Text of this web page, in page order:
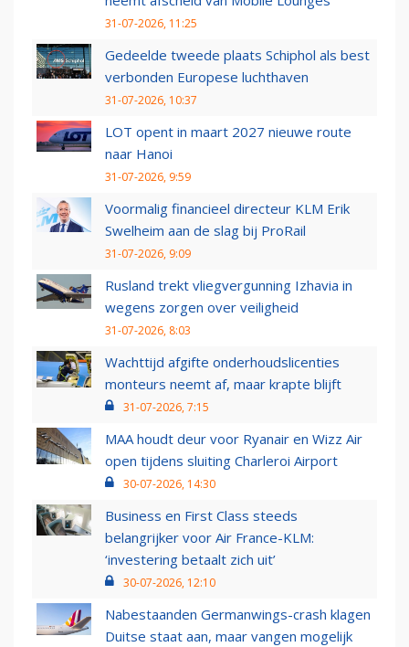
31-07-2026, 11:25
Gedeelde tweede plaats Schiphol als best
verbonden Europese luchthaven
31-07-2026, 10:37
LOT opent in maart 2027 nieuwe route
naar Hanoi
31-07-2026, 9:59
Voormalig financieel directeur KLM Erik
Swelheim aan de slag bij ProRail
31-07-2026, 9:09
Rusland trekt vliegvergunning Izhavia in
wegens zorgen over veiligheid
31-07-2026, 8:03
Wachttijd afgifte onderhoudslicenties
monteurs neemt af, maar krapte blijft
31-07-2026, 7:15
MAA houdt deur voor Ryanair en Wizz Air
open tijdens sluiting Charleroi Airport
30-07-2026, 14:30
Business en First Class steeds
belangrijker voor Air France-KLM:
‘investering betaalt zich uit’
30-07-2026, 12:10
Nabestaanden Germanwings-crash klagen
Duitse staat aan, maar vangen mogelijk